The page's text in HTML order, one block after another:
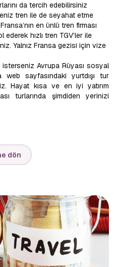
da tercih edebilirsiniz
tren ile de seyahat etme
en ünlü tren firması
hızlı tren TGV’ler ile
Yalnız Fransa gezisi için vize
isterseniz Avrupa Rüyası sosyal
sayfasındaki yurtdışı tur
Hayat kısa ve en iyi yatırım
turlarında şimdiden yerinizi
dön